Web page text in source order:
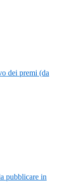
dei premi (da
pubblicare in